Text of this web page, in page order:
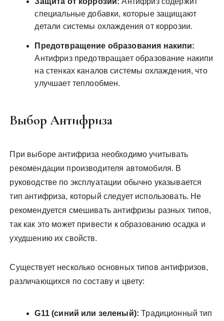
специальные добавки, которые защищают
детали системы охлаждения от коррозии.
Предотвращение образования накипи:
Антифриз предотвращает образование накипи
на стенках каналов системы охлаждения, что
улучшает теплообмен.
Выбор Антифриза
При выборе антифриза необходимо учитывать
рекомендации производителя автомобиля. В
руководстве по эксплуатации обычно указывается
тип антифриза, который следует использовать. Не
рекомендуется смешивать антифризы разных типов,
так как это может привести к образованию осадка и
ухудшению их свойств.
Существует несколько основных типов антифризов,
различающихся по составу и цвету:
G11 (синий или зеленый): Традиционный тип